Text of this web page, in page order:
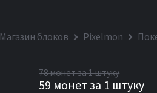
Магазин блоков Pixelmon
78 монет за 1 штуку
59 монет за 1 штуку